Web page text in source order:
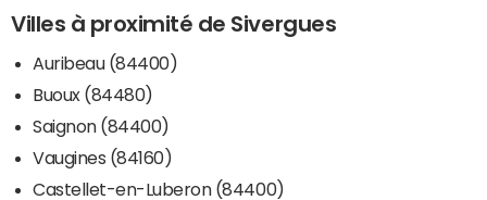
Villes à proximité de Sivergues
Auribeau (84400)
Buoux (84480)
Saignon (84400)
Vaugines (84160)
Castellet-en-Luberon (84400)